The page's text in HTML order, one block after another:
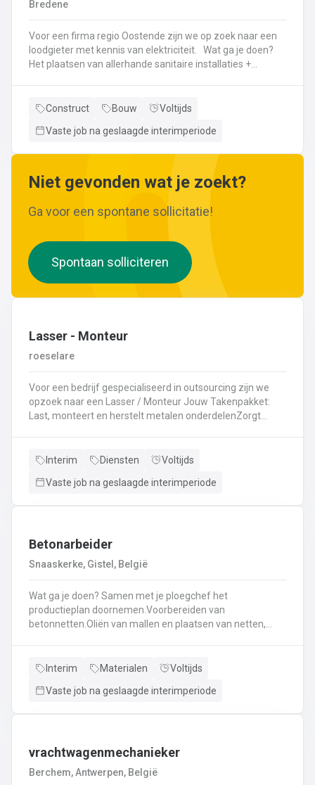
wijzigingen aan leidingen aanbrengen.Werken met
Bredene
Voor een firma regio Oostende zijn we op zoek naar een
loodgieter met kennis van elektriciteit. Wat ga je doen?
Het plaatsen van allerhande sanitaire installaties +
sanitaire toestellenBij Klanten herstellingen gaan
Neem gerust de vacature even door! Indien je nog vragen
Construct Bouw
Voltijds
Vaste job na geslaagde interimperiode
Niet gevonden wat je zoekt?
Ga voor een spontane sollicitatie!
Spontaan solliciteren
Lasser - Monteur
roeselare
Voor een bedrijf gespecialiseerd in outsourcing zijn we
opzoek naar een Lasser / Monteur Jouw Takenpakket:
Last, monteert en herstelt metalen onderdelenZorgt
gemakBepaalt en past de juiste lastechniek toe
kwaliteitsgericht volgens veiligheidsvoorschriftenDraagt
Interim Diensten
Voltijds
Vaste job na geslaagde interimperiode
Betonarbeider
Snaaskerke, Gistel, België
Wat ga je doen? Samen met je ploegchef het
productieplan doornemen.Voorbereiden van
betonnetten.Oliën van mallen en plaatsen van netten,
eindafwerking.Frezen, boren, en zagen in de
klaar zijn voor gebruik.Opruimen van de werkplaats en
Interim Materialen
Voltijds
Vaste job na geslaagde interimperiode
vrachtwagenmechanieker
Berchem, Antwerpen, België